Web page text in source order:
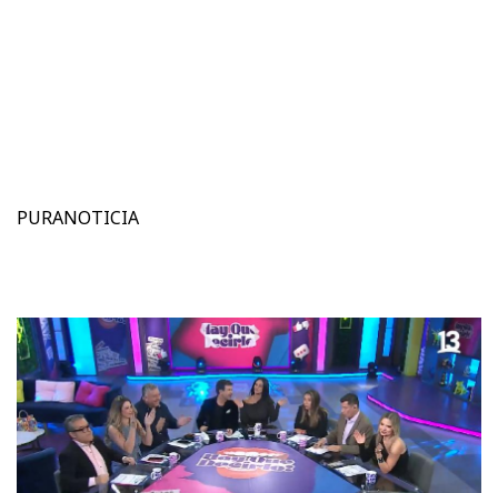
PURANOTICIA